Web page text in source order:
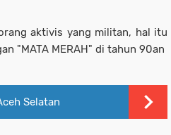
aktivis yang militan, hal itu
"MATA MERAH" di tahun 90an
Selatan